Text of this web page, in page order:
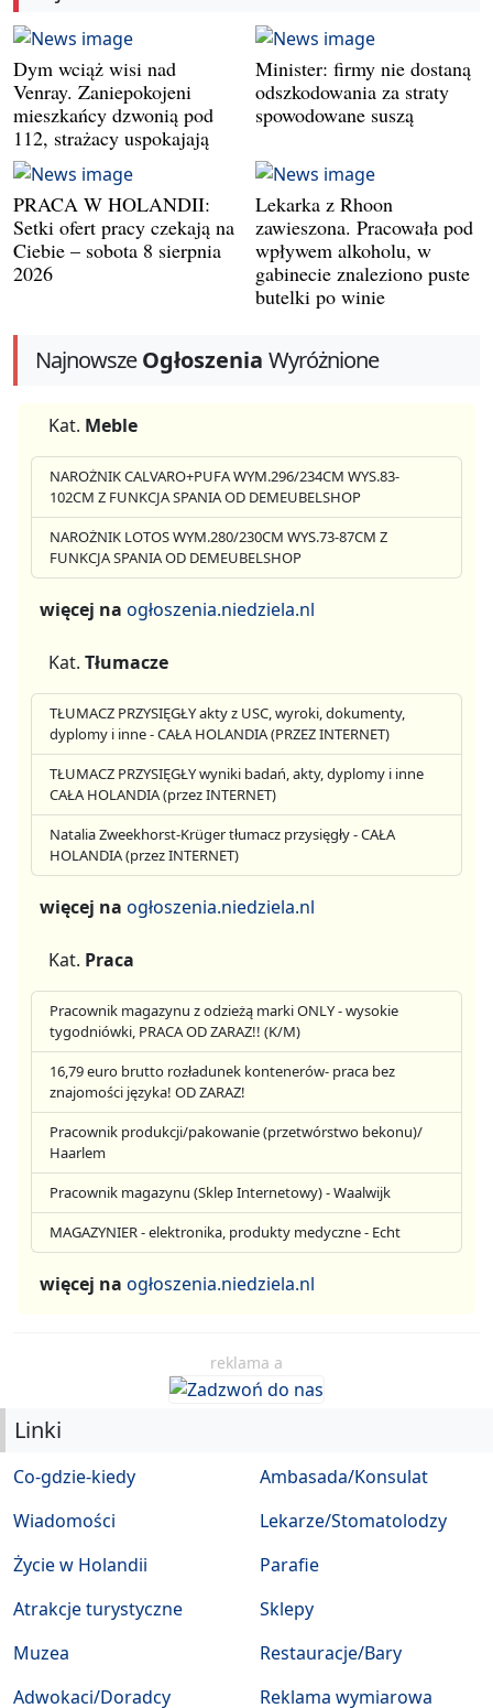
Dym wciąż wisi nad
Venray. Zaniepokojeni
mieszkańcy dzwonią pod
112, strażacy uspokajają
Minister: firmy nie dostaną
odszkodowania za straty
spowodowane suszą
PRACA W HOLANDII:
Setki ofert pracy czekają na
Ciebie – sobota 8 sierpnia
2026
Lekarka z Rhoon
zawieszona. Pracowała pod
wpływem alkoholu, w
gabinecie znaleziono puste
butelki po winie
NajnowszeOgłoszenia Wyróżnione
Kat. Meble
NAROŻNIK CALVARO+PUFA WYM.296/234CM WYS.83-
102CM Z FUNKCJA SPANIA OD DEMEUBELSHOP
NAROŻNIK LOTOS WYM.280/230CM WYS.73-87CM Z
FUNKCJA SPANIA OD DEMEUBELSHOP
więcej na ogłoszenia.niedziela.nl
Kat. Tłumacze
TŁUMACZ PRZYSIĘGŁY akty z USC, wyroki, dokumenty,
dyplomy i inne - CAŁA HOLANDIA (PRZEZ INTERNET)
TŁUMACZ PRZYSIĘGŁY wyniki badań, akty, dyplomy i inne
CAŁA HOLANDIA (przez INTERNET)
Natalia Zweekhorst-Krüger tłumacz przysięgły - CAŁA
HOLANDIA (przez INTERNET)
więcej na ogłoszenia.niedziela.nl
Kat. Praca
Pracownik magazynu z odzieżą marki ONLY - wysokie
tygodniówki, PRACA OD ZARAZ!! (K/M)
16,79 euro brutto rozładunek kontenerów- praca bez
znajomości języka! OD ZARAZ!
Pracownik produkcji/pakowanie (przetwórstwo bekonu)/
Haarlem
Pracownik magazynu (Sklep Internetowy) - Waalwijk
MAGAZYNIER - elektronika, produkty medyczne - Echt
więcej na ogłoszenia.niedziela.nl
reklama a
Linki
Co-gdzie-kiedy
Wiadomości
Życie w Holandii
Atrakcje turystyczne
Muzea
Ambasada/Konsulat
Lekarze/Stomatolodzy
Parafie
Sklepy
Restauracje/Bary
Adwokaci/Doradcy
Reklama wymiarowa